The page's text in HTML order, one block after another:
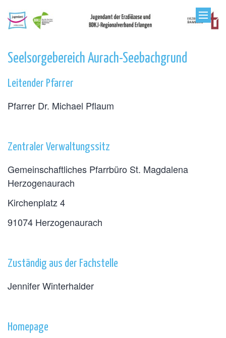
Seelsorgebereich Aurach-Seebachgrund
Leitender Pfarrer
Pfarrer Dr. Michael Pflaum
Zentraler Verwaltungssitz
Gemeinschaftliches Pfarrbüro St. Magdalena
Herzogenaurach
Kirchenplatz 4
91074 Herzogenaurach
Zuständig aus der Fachstelle
Jennifer Winterhalder
Homepage